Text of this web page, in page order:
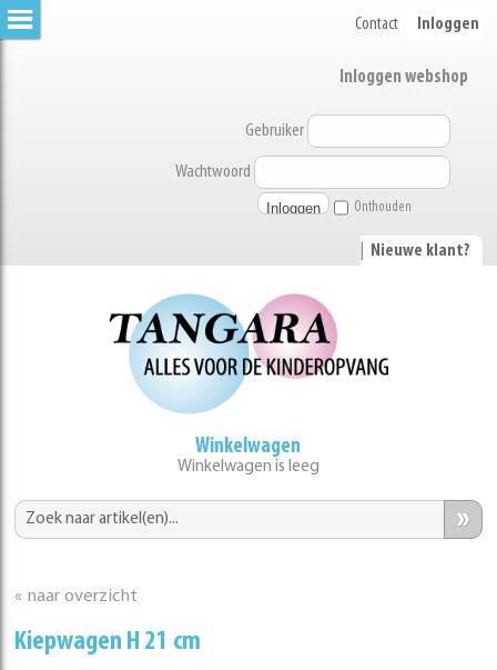
Contact Inloggen
Inloggen webshop
Gebruiker
Wachtwoord
Onthouden
Nieuwe klant?
Winkelwagen
Winkelwagen is leeg
»
« naar overzicht
Kiepwagen H 21 cm